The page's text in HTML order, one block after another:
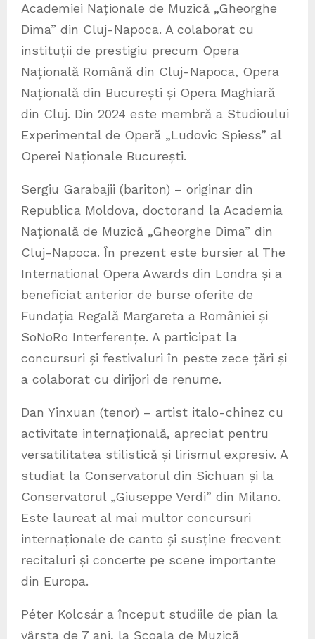
Academiei Naționale de Muzică „Gheorghe
Dima” din Cluj-Napoca. A colaborat cu
instituții de prestigiu precum Opera
Națională Română din Cluj-Napoca, Opera
Națională din București și Opera Maghiară
din Cluj. Din 2024 este membră a Studioului
Experimental de Operă „Ludovic Spiess” al
Operei Naționale București.
Sergiu Garabajii (bariton) – originar din
Republica Moldova, doctorand la Academia
Națională de Muzică „Gheorghe Dima” din
Cluj-Napoca. În prezent este bursier al The
International Opera Awards din Londra și a
beneficiat anterior de burse oferite de
Fundația Regală Margareta a României și
SoNoRo Interferențe. A participat la
concursuri și festivaluri în peste zece țări și
a colaborat cu dirijori de renume.
Dan Yinxuan (tenor) – artist italo-chinez cu
activitate internațională, apreciat pentru
versatilitatea stilistică și lirismul expresiv. A
studiat la Conservatorul din Sichuan și la
Conservatorul „Giuseppe Verdi” din Milano.
Este laureat al mai multor concursuri
internaționale de canto și susține frecvent
recitaluri și concerte pe scene importante
din Europa.
Péter Kolcsár a început studiile de pian la
vârsta de 7 ani, la Școala de Muzică